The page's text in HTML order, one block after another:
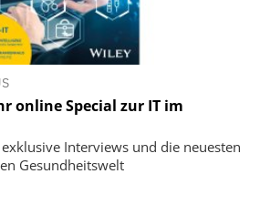
online Special zur IT im
Interviews und die neuesten
Gesundheitswelt